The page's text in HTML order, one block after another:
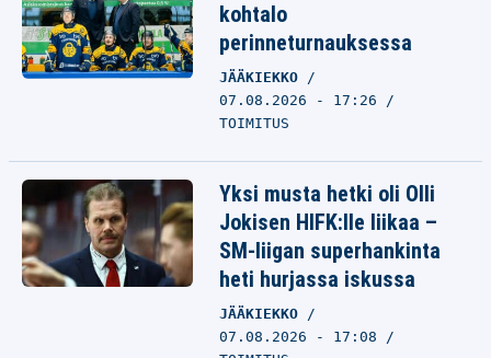
kohtalo
perinneturnauksessa
JÄÄKIEKKO
07.08.2026 - 17:26
TOIMITUS
Yksi musta hetki oli Olli
Jokisen HIFK:lle liikaa –
SM-liigan superhankinta
heti hurjassa iskussa
JÄÄKIEKKO
07.08.2026 - 17:08